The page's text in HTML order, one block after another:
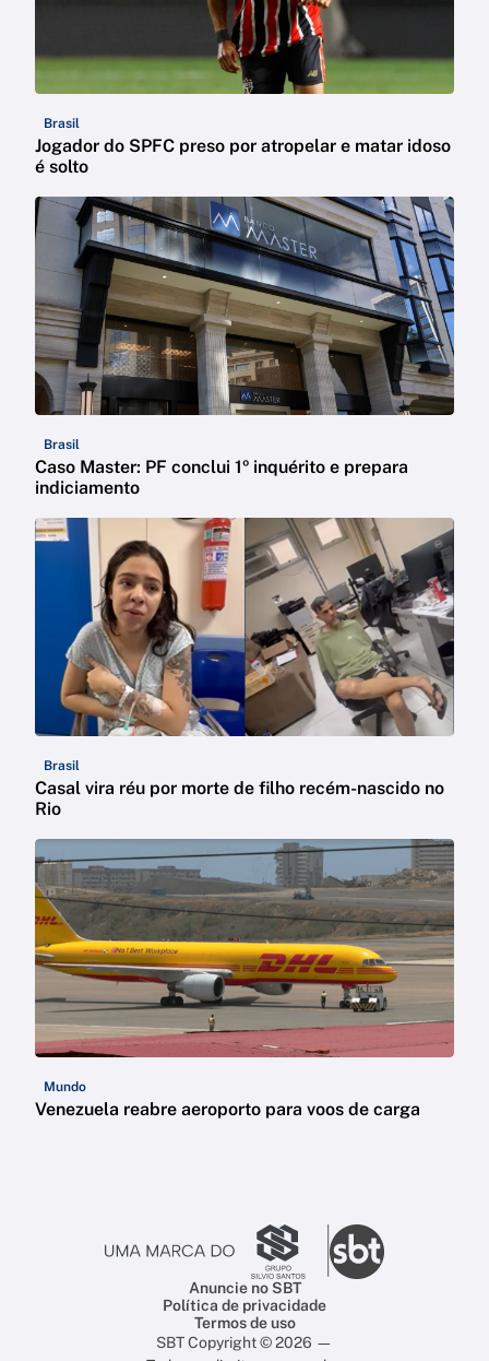
Brasil
Jogador do SPFC preso por atropelar e matar idoso
é solto
Brasil
Caso Master: PF conclui 1º inquérito e prepara
indiciamento
Brasil
Casal vira réu por morte de filho recém-nascido no
Rio
Mundo
Venezuela reabre aeroporto para voos de carga
Anuncie no SBT
Política de privacidade
Termos de uso
SBT Copyright © 2026 —